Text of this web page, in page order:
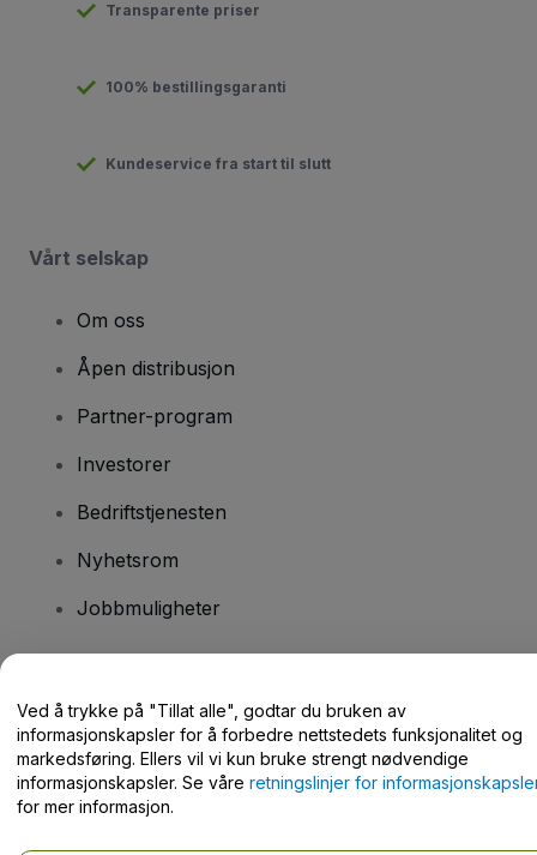
Transparente priser
100% bestillingsgaranti
Kundeservice fra start til slutt
Vårt selskap
Om oss
Åpen distribusjon
Partner-program
Investorer
Bedriftstjenesten
Nyhetsrom
Jobbmuligheter
Hjelpesenter / kontakt oss
Ved å trykke på "Tillat alle", godtar du bruken av
informasjonskapsler for å forbedre nettstedets funksjonalitet og
markedsføring. Ellers vil vi kun bruke strengt nødvendige
informasjonskapsler. Se våre retningslinjer for
for mer informasjon.